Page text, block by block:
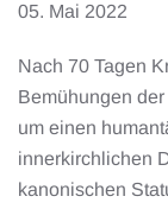
05. Mai 2022
Nach 70 Tagen
Bemühungen
um einen
innerkirchlichen
kanonischen